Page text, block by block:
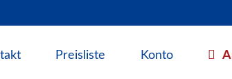
Preisliste Konto